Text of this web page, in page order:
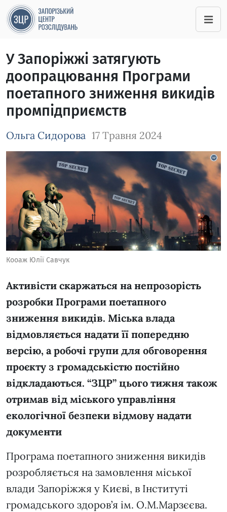
У Запоріжжі затягують
доопрацювання Програми
поетапного зниження викидів
промпідприємств
Ольга Сидорова 17 Травня 2024
Зображення завантажується
Кооаж Юлії Савчук
Активісти скаржаться на непрозорість
розробки Програми поетапного
зниження викидів. Міська влада
відмовляється надати її попередню
версію, а робочі групи для обговорення
проєкту з громадськістю постійно
відкладаються. “ЗЦР” цього тижня також
отримав від міського управління
екологічної безпеки відмову надати
документи
Програма поетапного зниження викидів
розробляється на замовлення міської
влади Запоріжжя у Києві, в Інституті
громадського здоров’я ім. О.М.Марзєєва.